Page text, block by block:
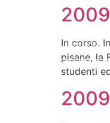
In corso.
pisane, la
studenti
2009